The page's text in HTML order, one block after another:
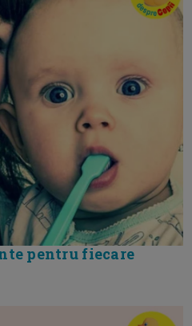
pentru fiecare